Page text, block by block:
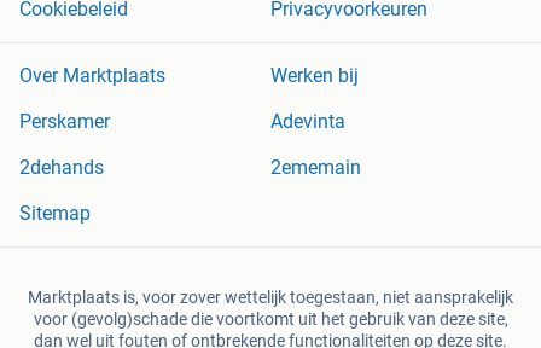
Cookiebeleid
Privacyvoorkeuren
Over Marktplaats
Werken bij
Perskamer
Adevinta
2dehands
2ememain
Sitemap
Marktplaats is, voor zover wettelijk toegestaan, niet aansprakelijk
voor (gevolg)schade die voortkomt uit het gebruik van deze site,
dan wel uit fouten of ontbrekende functionaliteiten op deze site.